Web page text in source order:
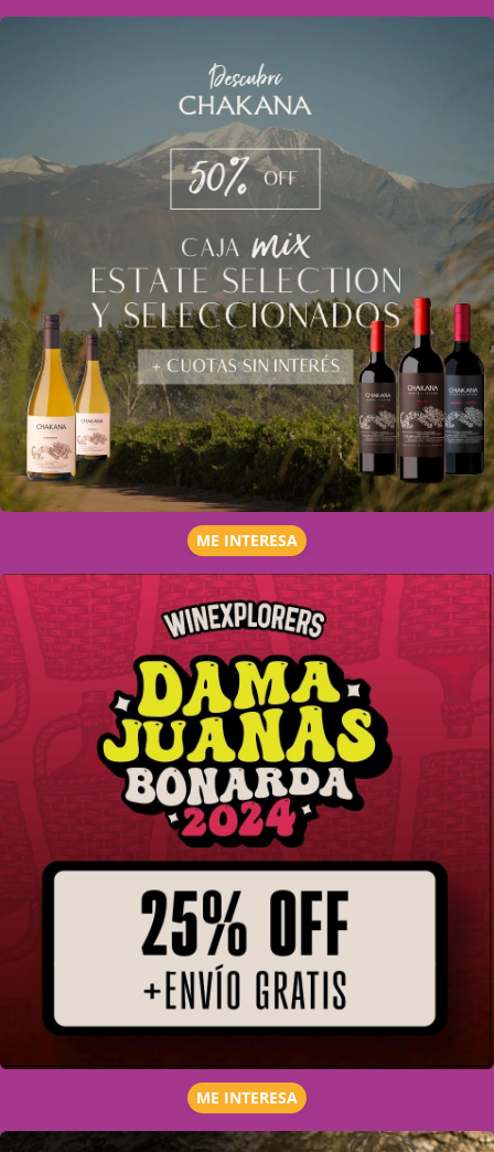
ME INTERESA
ME INTERESA